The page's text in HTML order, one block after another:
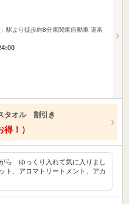
駅より徒歩約8分東関東自動車 道富
タオル 割引き
！）
ら ゆっくり入れて気に入りまし
ト、アロマトリートメント、アカ